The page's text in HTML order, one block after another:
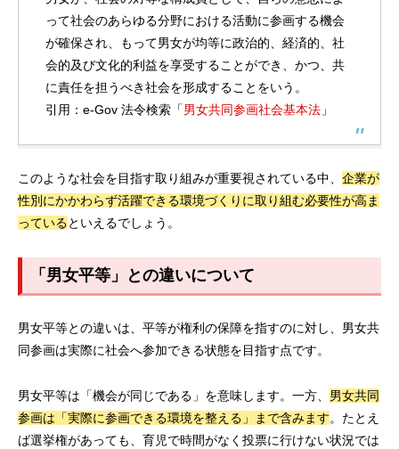
って社会のあらゆる分野における活動に参画する機会
が確保され、もって男女が均等に政治的、経済的、社
会的及び文化的利益を享受することができ、かつ、共
に責任を担うべき社会を形成することをいう。
引用：e-Gov 法令検索「男女共同参画社会基本法 」
このような社会を目指す取り組みが重要視されている中、 企業が
性別にかかわらず活躍できる環境づくりに取り組む必要性が高ま
っているといえるでしょう。
「男女平等」との違いについて
男女平等との違いは、平等が権利の保障を指すのに対し、男女共
同参画は実際に社会へ参加できる状態を目指す点です。
男女平等は「機会が同じである」を意味します。一方、 男女共同
参画は「実際に参画できる環境を整える」まで含みます。たとえ
ば選挙権があっても、育児で時間がなく投票に行けない状況では